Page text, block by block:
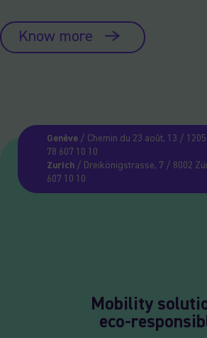
Know more
Genève/ Chemin du 23 août, 13 / 1205
78 607 10 10
Zurich/ Dreikönigstrasse, 7 / 8002
607 10 10
Mobility
eco-